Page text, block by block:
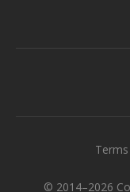
© 2014–2026